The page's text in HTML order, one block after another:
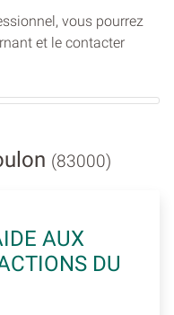
vous pourrez
et le contacter
(83000)
AUX
DU